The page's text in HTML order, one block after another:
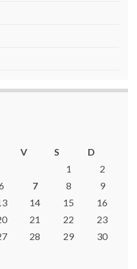
V S D
1
2
7 8
9
14 15
16
21 22
23
28 29
30